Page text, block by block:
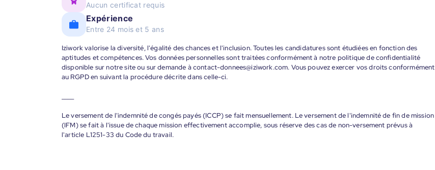
Aucun certificat requis
Expérience
Entre 24 mois et 5 ans
Iziwork valorise la diversité, l'égalité des chances et l'inclusion. Toutes les candidatures sont étudiées en fonction des
aptitudes et compétences. Vos données personnelles sont traitées conformément à notre politique de confidentialité
disponible sur notre site ou sur demande à contact-donnees@iziwork.com. Vous pouvez exercer vos droits conformément
au RGPD en suivant la procédure décrite dans celle-ci.
Le versement de l'indemnité de congés payés (ICCP) se fait mensuellement. Le versement de l'indemnité de fin de mission
(IFM) se fait à l'issue de chaque mission effectivement accomplie, sous réserve des cas de non-versement prévus à
l'article L1251-33 du Code du travail.